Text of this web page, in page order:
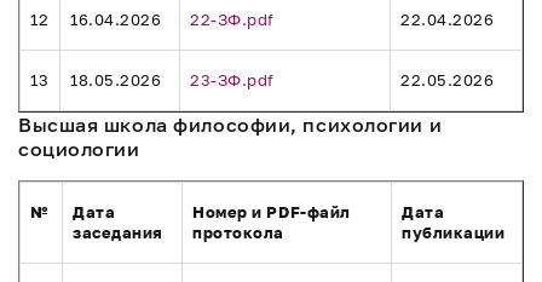
12 16.04.2026 22-ЗФ.pdf 22.04.2026
13 18.05.2026 23-ЗФ.pdf 22.05.2026
Высшая школа философии, психологии и
социологии
№
Дата
заседания
Номер и PDF-файл
протокола
Дата
публикации